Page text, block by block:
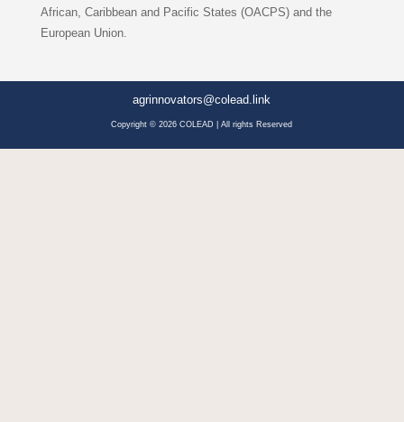
African, Caribbean and Pacific States (OACPS) and the
European Union.
agrinnovators@colead.link
Copyright © 2026 COLEAD | All rights Reserved